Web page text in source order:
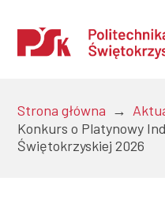
Strona główna →
Konkurs o Platynowy
Świętokrzyskiej 2026
Uczelnia